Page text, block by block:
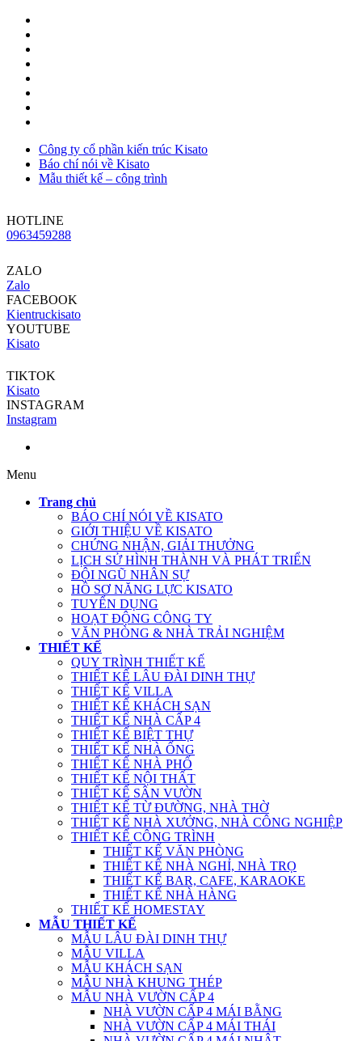
Công ty cổ phần kiến trúc Kisato
Báo chí nói về Kisato
Mẫu thiết kế – công trình
HOTLINE
0963459288
ZALO
Zalo
FACEBOOK
Kientruckisato
YOUTUBE
Kisato
TIKTOK
Kisato
INSTAGRAM
Instagram
Menu
Trang chủ
BÁO CHÍ NÓI VỀ KISATO
GIỚI THIỆU VỀ KISATO
CHỨNG NHẬN, GIẢI THƯỞNG
LỊCH SỬ HÌNH THÀNH VÀ PHÁT TRIỂN
ĐỘI NGŨ NHÂN SỰ
HỒ SƠ NĂNG LỰC KISATO
TUYỂN DỤNG
HOẠT ĐỘNG CÔNG TY
VĂN PHÒNG & NHÀ TRẢI NGHIỆM
THIẾT KẾ
QUY TRÌNH THIẾT KẾ
THIẾT KẾ LÂU ĐÀI DINH THỰ
THIẾT KẾ VILLA
THIẾT KẾ KHÁCH SẠN
THIẾT KẾ NHÀ CẤP 4
THIẾT KẾ BIỆT THỰ
THIẾT KẾ NHÀ ỐNG
THIẾT KẾ NHÀ PHỐ
THIẾT KẾ NỘI THẤT
THIẾT KẾ SÂN VƯỜN
THIẾT KẾ TỪ ĐƯỜNG, NHÀ THỜ
THIẾT KẾ NHÀ XƯỞNG, NHÀ CÔNG NGHIỆP
THIẾT KẾ CÔNG TRÌNH
THIẾT KẾ VĂN PHÒNG
THIẾT KẾ NHÀ NGHỈ, NHÀ TRỌ
THIẾT KẾ BAR, CAFE, KARAOKE
THIẾT KẾ NHÀ HÀNG
THIẾT KẾ HOMESTAY
MẪU THIẾT KẾ
MẪU LÂU ĐÀI DINH THỰ
MẪU VILLA
MẪU KHÁCH SẠN
MẪU NHÀ KHUNG THÉP
MẪU NHÀ VƯỜN CẤP 4
NHÀ VƯỜN CẤP 4 MÁI BẰNG
NHÀ VƯỜN CẤP 4 MÁI THÁI